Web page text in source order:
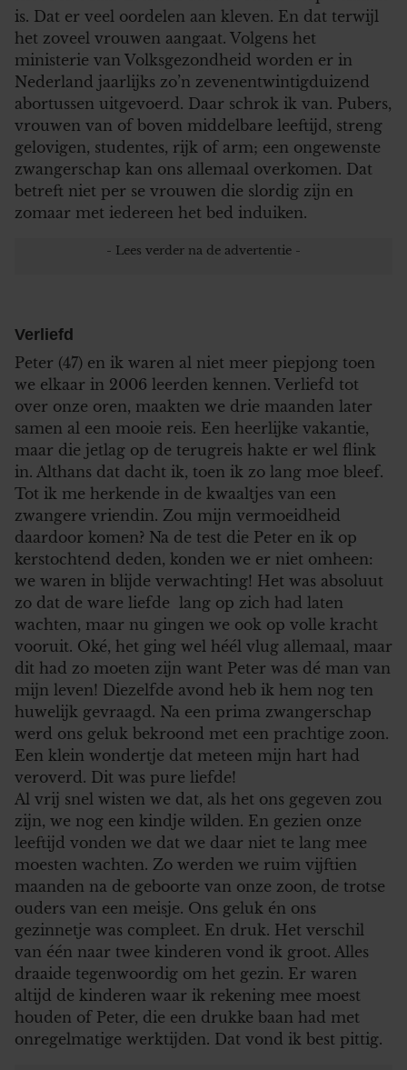
is. Dat er veel oordelen aan kleven. En dat terwijl
het zoveel vrouwen aangaat. Volgens het
ministerie van Volksgezondheid worden er in
Nederland jaarlijks zo’n zevenentwintigduizend
abortussen uitgevoerd. Daar schrok ik van. Pubers,
vrouwen van of boven middelbare leeftijd, streng
gelovigen, studentes, rijk of arm; een ongewenste
zwangerschap kan ons allemaal overkomen. Dat
betreft niet per se vrouwen die slordig zijn en
zomaar met iedereen het bed induiken.
Verliefd
Peter (47) en ik waren al niet meer piepjong toen
we elkaar in 2006 leerden kennen. Verliefd tot
over onze oren, maakten we drie maanden later
samen al een mooie reis. Een heerlijke vakantie,
maar die jetlag op de terugreis hakte er wel flink
in. Althans dat dacht ik, toen ik zo lang moe bleef.
Tot ik me herkende in de kwaaltjes van een
zwangere vriendin. Zou mijn vermoeidheid
daardoor komen? Na de test die Peter en ik op
kerstochtend deden, konden we er niet omheen:
we waren in blijde verwachting! Het was absoluut
zo dat de ware liefde lang op zich had laten
wachten, maar nu gingen we ook op volle kracht
vooruit. Oké, het ging wel héél vlug allemaal, maar
dit had zo moeten zijn want Peter was dé man van
mijn leven! Diezelfde avond heb ik hem nog ten
huwelijk gevraagd. Na een prima zwangerschap
werd ons geluk bekroond met een prachtige zoon.
Een klein wondertje dat meteen mijn hart had
veroverd. Dit was pure liefde!
Al vrij snel wisten we dat, als het ons gegeven zou
zijn, we nog een kindje wilden. En gezien onze
leeftijd vonden we dat we daar niet te lang mee
moesten wachten. Zo werden we ruim vijftien
maanden na de geboorte van onze zoon, de trotse
ouders van een meisje. Ons geluk én ons
gezinnetje was compleet. En druk. Het verschil
van één naar twee kinderen vond ik groot. Alles
draaide tegenwoordig om het gezin. Er waren
altijd de kinderen waar ik rekening mee moest
houden of Peter, die een drukke baan had met
onregelmatige werktijden. Dat vond ik best pittig.